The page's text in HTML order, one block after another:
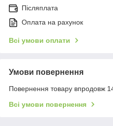
Післяплата
Оплата на рахунок
Всі умови оплати
Умови повернення
Повернення товару впродовж
Всі умови повернення